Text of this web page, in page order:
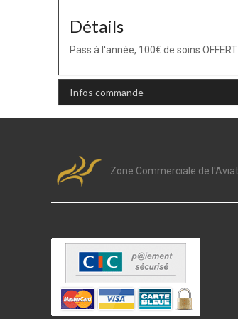
Détails
Pass à l'année, 100€ de soins
Infos commande
Zone Commerciale de